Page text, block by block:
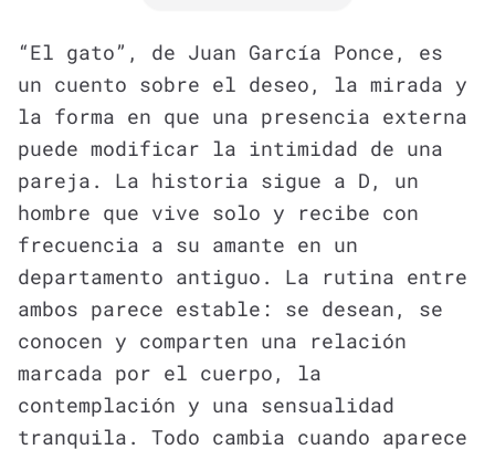
“El gato”, de Juan García Ponce, es
un cuento sobre el deseo, la mirada y
la forma en que una presencia externa
puede modificar la intimidad de una
pareja. La historia sigue a D, un
hombre que vive solo y recibe con
frecuencia a su amante en un
departamento antiguo. La rutina entre
ambos parece estable: se desean, se
conocen y comparten una relación
marcada por el cuerpo, la
contemplación y una sensualidad
tranquila. Todo cambia cuando aparece